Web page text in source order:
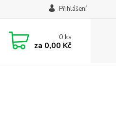
Přihlášení
0ks
za 0,00 Kč